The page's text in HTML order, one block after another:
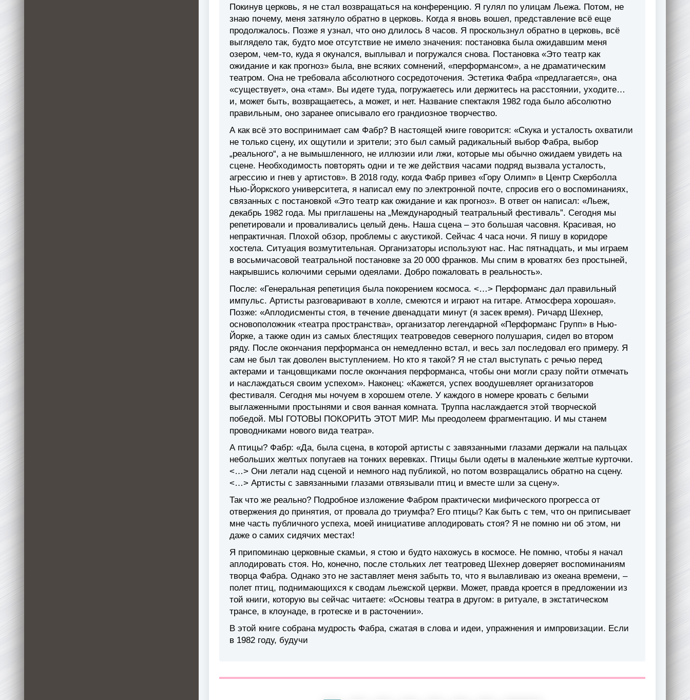
Покинув церковь, я не стал возвращаться на конференцию. Я гулял по улицам Льежа. Потом, не
знаю почему, меня затянуло обратно в церковь. Когда я вновь вошел, представление всё еще
продолжалось. Позже я узнал, что оно длилось 8 часов. Я проскользнул обратно в церковь, всё
выглядело так, будто мое отсутствие не имело значения: постановка была ожидавшим меня
озером, чем-то, куда я окунался, выплывал и погружался снова. Постановка «Это театр как
ожидание и как прогноз» была, вне всяких сомнений, «перформансом», а не драматическим
театром. Она не требовала абсолютного сосредоточения. Эстетика Фабра «предлагается», она
«существует», она «там». Вы идете туда, погружаетесь или держитесь на расстоянии, уходите…
и, может быть, возвращаетесь, а может, и нет. Название спектакля 1982 года было абсолютно
правильным, оно заранее описывало его грандиозное творчество.
А как всё это воспринимает сам Фабр? В настоящей книге говорится: «Скука и усталость охватили
не только сцену, их ощутили и зрители; это был самый радикальный выбор Фабра, выбор
„реального“, а не вымышленного, не иллюзии или лжи, которые мы обычно ожидаем увидеть на
сцене. Необходимость повторять одни и те же действия часами подряд вызвала усталость,
агрессию и гнев у артистов». В 2018 году, когда Фабр привез «Гору Олимп» в Центр Скерболла
Нью-Йоркского университета, я написал ему по электронной почте, спросив его о воспоминаниях,
связанных с постановкой «Это театр как ожидание и как прогноз». В ответ он написал: «Льеж,
декабрь 1982 года. Мы приглашены на „Международный театральный фестиваль”. Сегодня мы
репетировали и проваливались целый день. Наша сцена – это большая часовня. Красивая, но
непрактичная. Плохой обзор, проблемы с акустикой. Сейчас 4 часа ночи. Я пишу в коридоре
хостела. Ситуация возмутительная. Организаторы используют нас. Нас пятнадцать, и мы играем
в восьмичасовой театральной постановке за 20 000 франков. Мы спим в кроватях без простыней,
накрывшись колючими серыми одеялами. Добро пожаловать в реальность».
После: «Генеральная репетиция была покорением космоса. <…> Перформанс дал правильный
импульс. Артисты разговаривают в холле, смеются и играют на гитаре. Атмосфера хорошая».
Позже: «Аплодисменты стоя, в течение двенадцати минут (я засек время). Ричард Шехнер,
основоположник «театра пространства», организатор легендарной «Перформанс Групп» в Нью-
Йорке, а также один из самых блестящих театроведов северного полушария, сидел во втором
ряду. После окончания перформанса он немедленно встал, и весь зал последовал его примеру. Я
сам не был так доволен выступлением. Но кто я такой? Я не стал выступать с речью перед
актерами и танцовщиками после окончания перформанса, чтобы они могли сразу пойти отмечать
и наслаждаться своим успехом». Наконец: «Кажется, успех воодушевляет организаторов
фестиваля. Сегодня мы ночуем в хорошем отеле. У каждого в номере кровать с белыми
выглаженными простынями и своя ванная комната. Труппа наслаждается этой творческой
победой. МЫ ГОТОВЫ ПОКОРИТЬ ЭТОТ МИР. Мы преодолеем фрагментацию. И мы станем
проводниками нового вида театра».
А птицы? Фабр: «Да, была сцена, в которой артисты с завязанными глазами держали на пальцах
небольших желтых попугаев на тонких веревках. Птицы были одеты в маленькие желтые курточки.
<…> Они летали над сценой и немного над публикой, но потом возвращались обратно на сцену.
<…> Артисты с завязанными глазами отвязывали птиц и вместе шли за сцену».
Так что же реально? Подробное изложение Фабром практически мифического прогресса от
отвержения до принятия, от провала до триумфа? Его птицы? Как быть с тем, что он приписывает
мне часть публичного успеха, моей инициативе аплодировать стоя? Я не помню ни об этом, ни
даже о самих сидячих местах!
Я припоминаю церковные скамьи, я стою и будто нахожусь в космосе. Не помню, чтобы я начал
аплодировать стоя. Но, конечно, после стольких лет театровед Шехнер доверяет воспоминаниям
творца Фабра. Однако это не заставляет меня забыть то, что я вылавливаю из океана времени, –
полет птиц, поднимающихся к сводам льежской церкви. Может, правда кроется в предложении из
той книги, которую вы сейчас читаете: «Основы театра в другом: в ритуале, в экстатическом
трансе, в клоунаде, в гротеске и в расточении».
В этой книге собрана мудрость Фабра, сжатая в слова и идеи, упражнения и импровизации. Если
в 1982 году, будучи